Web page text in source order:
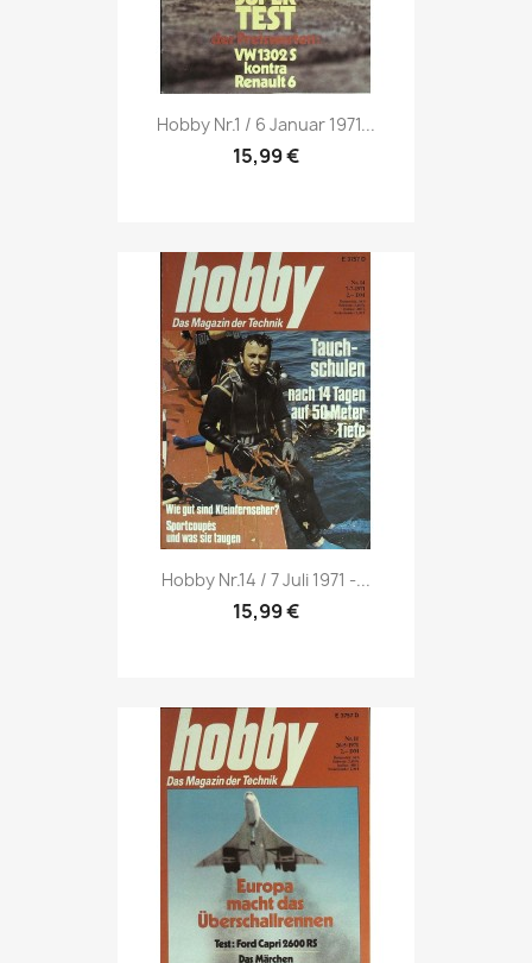
Vorschau
Hobby Nr.1 / 6 Januar 1971...
15,99 €
Vorschau
Hobby Nr.14 / 7 Juli 1971 -...
15,99 €